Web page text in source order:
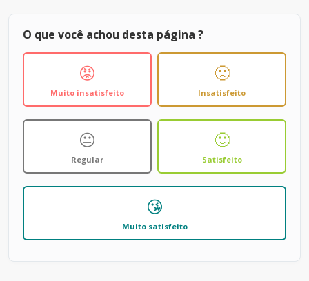
O que você achou desta página ?
😡
Muito insatisfeito
🙁
Insatisfeito
😐
Regular
🙂
Satisfeito
😘
Muito satisfeito